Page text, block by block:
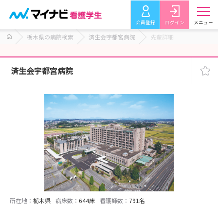
会員登録 ログイン メニュー
栃木県の病院検索 済生会宇都宮病院 先輩詳細
済生会宇都宮病院
所在地： 栃木県 病床数： 644床 看護師数： 791名